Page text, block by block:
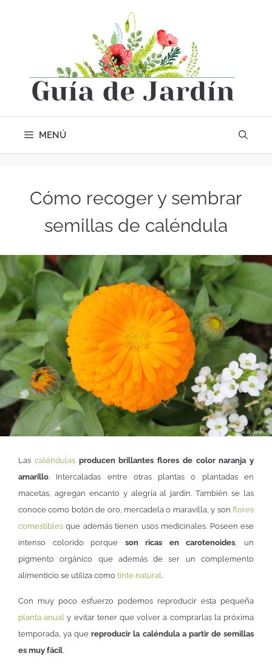
MENÚ
Cómo recoger y sembrar
semillas de caléndula
Las caléndulas producen brillantes flores de color naranja y
amarillo. Intercaladas entre otras plantas o plantadas en
macetas, agregan encanto y alegría al jardín. También se las
conoce como botón de oro, mercadela o maravilla, y son flores
comestibles que además tienen usos medicinales. Poseen ese
intenso colorido porque son ricas en carotenoides, un
pigmento orgánico que además de ser un complemento
alimenticio se utiliza como tinte natural.
Con muy poco esfuerzo podemos reproducir esta pequeña
planta anual y evitar tener que volver a comprarlas la próxima
temporada, ya quereproducir la caléndula a partir de semillas
es muy fácil.